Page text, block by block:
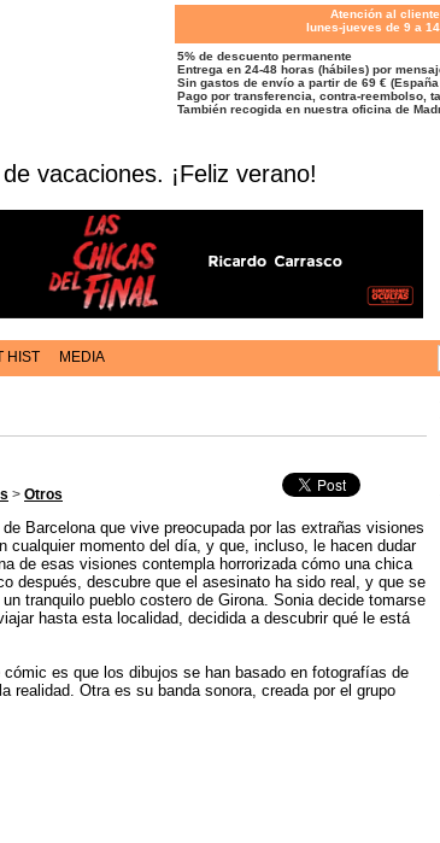
Atención al
lunes-jueves de 9 a
5% de descuento permanente
Entrega en 24-48 horas (hábiles) por
Sin gastos de envío a partir de 69 €
Pago por transferencia, contra-reembolso,
También recogida en nuestra oficina de
vacaciones. ¡Feliz verano!
HIST MEDIA
> Otros
Barcelona que vive preocupada por las extrañas visiones
cualquier momento del día, y que, incluso, le hacen dudar
de esas visiones contempla horrorizada cómo una chica
después, descubre que el asesinato ha sido real, y que se
tranquilo pueblo costero de Girona. Sonia decide tomarse
hasta esta localidad, decidida a descubrir qué le está
es que los dibujos se han basado en fotografías de
realidad. Otra es su banda sonora, creada por el grupo